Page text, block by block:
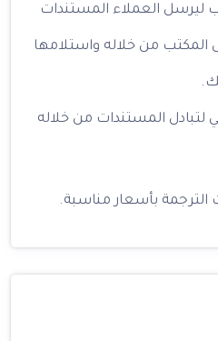
ليرسل العملاء المستندات
المكتب من خلاله واستلامها
لتبادل المستندات من خلاله
الترجمة بأسعار مناسبة.